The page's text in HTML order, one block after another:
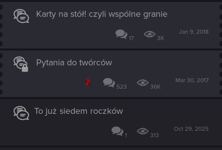
Karty na stół! czyli wspólne granie
17 3K
Jan 9, 2018
Pytania do twórców
523 36K
Mar 30, 2017
To już siedem roczków
1 313
Oct 29, 2025